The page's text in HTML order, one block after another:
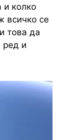
и колко
всичко се
това да
ред и